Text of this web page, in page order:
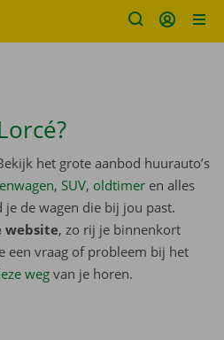
het grote aanbod huurauto’s
, SUV, oldtimer en alles
de wagen die bij jou past.
website, zo rij je binnenkort
een vraag of probleem bij het
wegvan je horen.